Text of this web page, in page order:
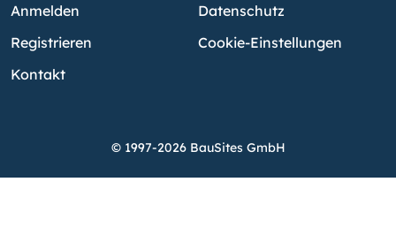
Anmelden
Registrieren
Kontakt
Datenschutz
Cookie-Einstellungen
© 1997-2026 BauSites GmbH